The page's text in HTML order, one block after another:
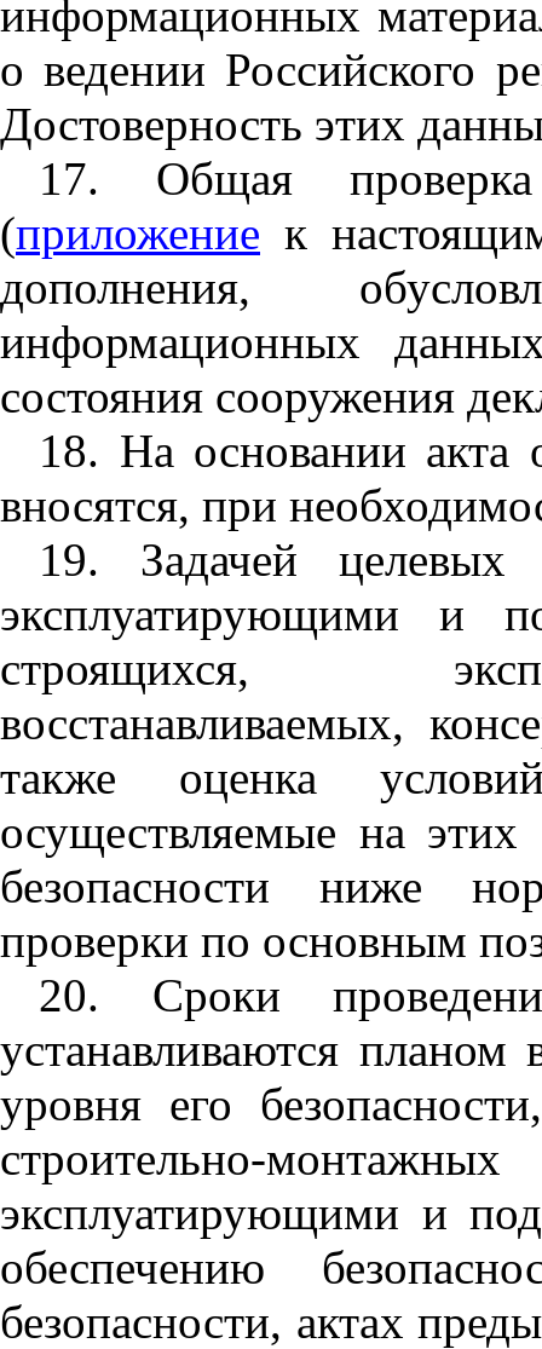
информационных
о ведении Российского
Достоверность этих
17. Общая
(приложение к
дополнения,
информационных
состояния сооружения
18. На основании акта
вносятся, при
19. Задачей целевых
эксплуатирующими и
строящихся,
восстанавливаемых,
также оценка
осуществляемые на
безопасности ниже
проверки по основным
20. Сроки
устанавливаются
уровня его
строительно-
эксплуатирующими и
обеспечению
безопасности, актах